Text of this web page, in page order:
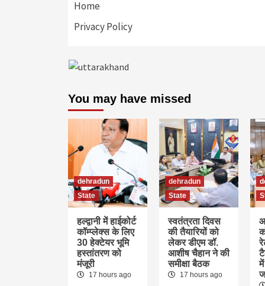
Home
Privacy Policy
You may have missed
dehradun
State
हल्द्वानी में हाईकोर्ट
कॉम्प्लेक्स के लिए
30 हेक्टेयर भूमि
हस्तांतरण को
मंजूरी
17 hours ago
dehradun
State
स्वतंत्रता दिवस
की तैयारियों को
लेकर डीएम डॉ.
आशीष चैहान ने की
समीक्षा बैठक
17 hours ago
में